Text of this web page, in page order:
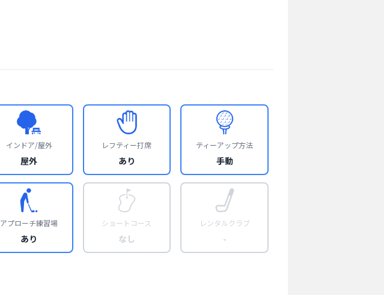
インドア/屋外
屋外
レフティー打席
あり
ティーアップ方法
手動
アプローチ練習場
あり
ショートコース
なし
レンタルクラブ
-